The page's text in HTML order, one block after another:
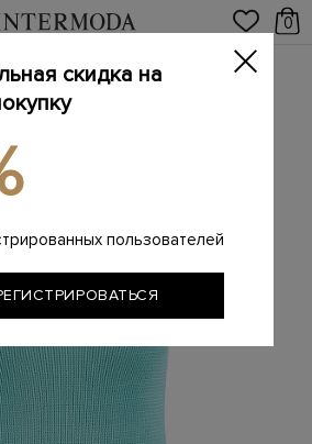
0
/ SALE
из фактурной быстросохнущей
скидка на
пользователей